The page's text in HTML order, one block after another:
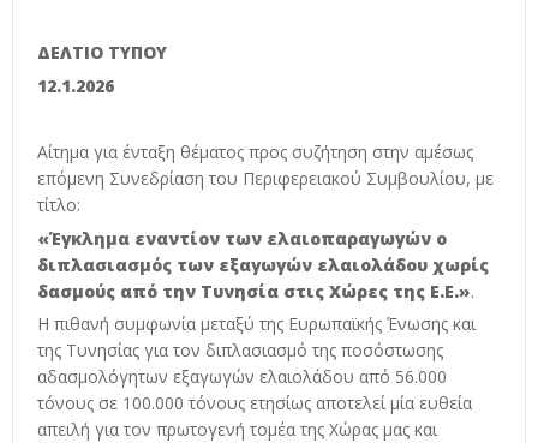
ΔΕΛΤΙΟ ΤΥΠΟΥ
12.1.2026
Αίτημα για ένταξη θέματος προς συζήτηση στην αμέσως
επόμενη Συνεδρίαση του Περιφερειακού Συμβουλίου, με
τίτλο:
«Έγκλημα εναντίον των ελαιοπαραγωγών ο
διπλασιασμός των εξαγωγών ελαιολάδου χωρίς
δασμούς από την Τυνησία στις Χώρες της Ε.Ε.».
Η πιθανή συμφωνία μεταξύ της Ευρωπαϊκής Ένωσης και
της Τυνησίας για τον διπλασιασμό της ποσόστωσης
αδασμολόγητων εξαγωγών ελαιολάδου από 56.000
τόνους σε 100.000 τόνους ετησίως αποτελεί μία ευθεία
απειλή για τον πρωτογενή τομέα της Χώρας μας και